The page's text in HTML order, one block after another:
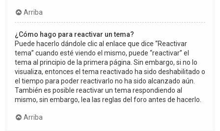
Arriba
¿Cómo hago para reactivar un tema?
Puede hacerlo dándole clic al enlace que dice “Reactivar
tema” cuando esté viendo el mismo, puede “reactivar” el
tema al principio de la primera página. Sin embargo, si no lo
visualiza, entonces el tema reactivado ha sido deshabilitado o
el tiempo para poder reactivarlo no ha sido alcanzado aún.
También es posible reactivar un tema respondiendo al
mismo, sin embargo, lea las reglas del foro antes de hacerlo.
Arriba